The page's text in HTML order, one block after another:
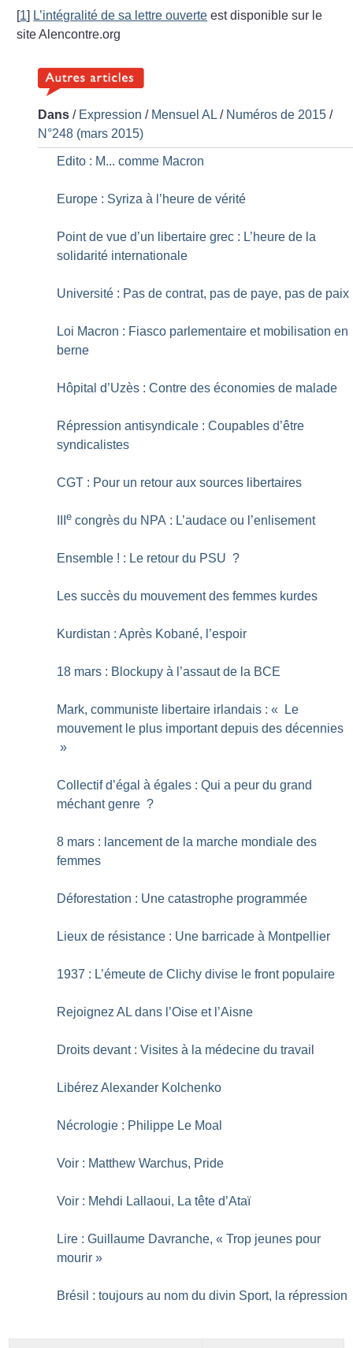
[1] L’intégralité de sa lettre ouverte est disponible sur le
site Alencontre.org
Dans / Expression / Mensuel AL / Numéros de 2015 /
N°248 (mars 2015)
Edito : M... comme Macron
Europe : Syriza à l’heure de vérité
Point de vue d’un libertaire grec : L’heure de la
solidarité internationale
Université : Pas de contrat, pas de paye, pas de paix
Loi Macron : Fiasco parlementaire et mobilisation en
berne
Hôpital d’Uzès : Contre des économies de malade
Répression antisyndicale : Coupables d’être
syndicalistes
CGT : Pour un retour aux sources libertaires
IIIe congrès du NPA : L’audace ou l’enlisement
Ensemble ! : Le retour du PSU ?
Les succès du mouvement des femmes kurdes
Kurdistan : Après Kobané, l’espoir
18 mars : Blockupy à l’assaut de la BCE
Mark, communiste libertaire irlandais : «
Le
mouvement le plus important depuis des décennies
»
Collectif d’égal à égales : Qui a peur du grand
méchant genre ?
8 mars : lancement de la marche mondiale des
femmes
Déforestation : Une catastrophe programmée
Lieux de résistance : Une barricade à Montpellier
1937 : L’émeute de Clichy divise le front populaire
Rejoignez AL dans l’Oise et l’Aisne
Droits devant : Visites à la médecine du travail
Libérez Alexander Kolchenko
Nécrologie : Philippe Le Moal
Voir : Matthew Warchus, Pride
Voir : Mehdi Lallaoui, La tête d’Ataï
Lire : Guillaume Davranche, « Trop jeunes pour
mourir »
Brésil : toujours au nom du divin Sport, la répression